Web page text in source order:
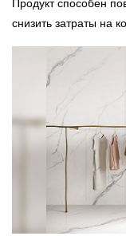
Продукт способен
снизить затраты на